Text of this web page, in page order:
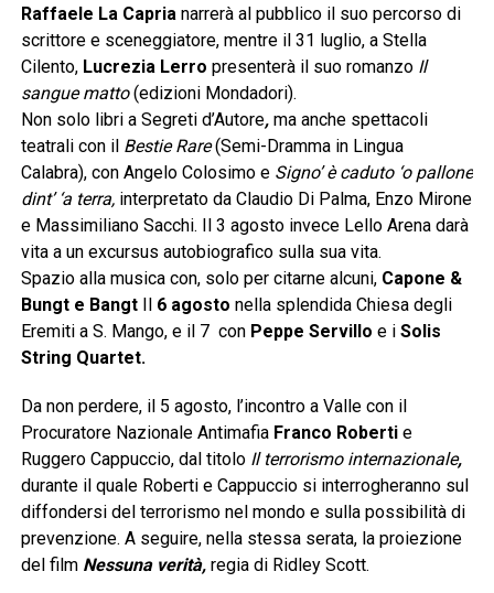
Raffaele La Caprianarrerà al pubblico il suo percorso di
scrittore e sceneggiatore, mentre il 31 luglio, a Stella
Cilento, Lucrezia Lerro presenterà il suo romanzo Il
sangue matto(edizioni Mondadori).
Non solo libri a Segreti d’Autore, ma anche spettacoli
teatrali con il Bestie Rare(Semi-Dramma in Lingua
Calabra), con Angelo Colosimo e Signo’ è caduto ‘o pallone
dint’ ‘a terra,interpretato da Claudio Di Palma, Enzo Mirone
e Massimiliano Sacchi. Il 3 agosto invece Lello Arena darà
vita a un excursus autobiografico sulla sua vita.
Spazio alla musica con, solo per citarne alcuni, Capone &
Bungt e BangtIl 6 agosto nella splendida Chiesa degli
Eremiti a S. Mango, e il 7 con Peppe Servillo e i Solis
String Quartet.
Da non perdere, il 5 agosto, l’incontro a Valle con il
Procuratore Nazionale Antimafia Franco Robertie
Ruggero Cappuccio, dal titolo Il terrorismo internazionale,
durante il quale Roberti e Cappuccio si interrogheranno sul
diffondersi del terrorismo nel mondo e sulla possibilità di
prevenzione. A seguire, nella stessa serata, la proiezione
del film Nessuna verità,regia di Ridley Scott.